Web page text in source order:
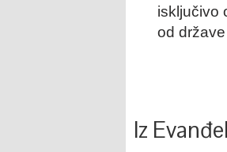
isključivo
od
Iz